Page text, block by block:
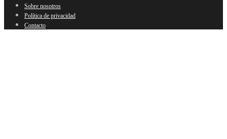
Sobre nosotros
Política de privacidad
Contacto